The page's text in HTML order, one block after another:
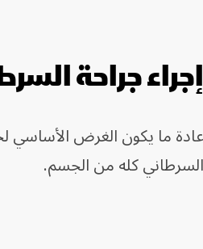
إجراء جراحة
عادة ما يكون الغرض الأساسي
السرطاني كله من الجسم.